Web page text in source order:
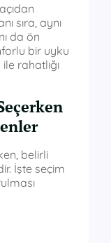
sıra, aynı
da ön
bir uyku
rahatlığı
belirli
İşte seçim